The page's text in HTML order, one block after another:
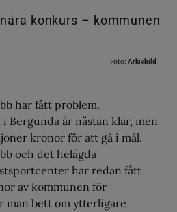
Foto: Arkivbild
har fått problem.
Bergunda är nästan klar, men
kronor för att gå i mål.
och det helägda
har redan fått
av kommunen för
man bett om ytterligare